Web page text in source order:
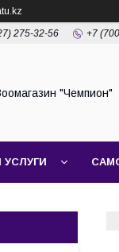
275-32-56 +7
"Чемпион"